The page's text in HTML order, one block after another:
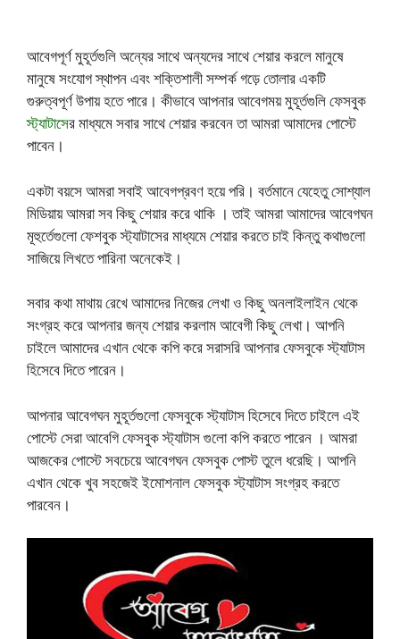
আবেগপূর্ণ মুহূর্তগুলি অন্যের সাথে অন্যদের সাথে শেয়ার করলে মানুষে
মানুষে সংযোগ স্থাপন এবং শক্তিশালী সম্পর্ক গড়ে তোলার একটি
গুরুত্বপূর্ণ উপায় হতে পারে। কীভাবে আপনার আবেগময় মুহূর্তগুলি ফেসবুক
স্ট্যাটাসের মাধ্যমে সবার সাথে শেয়ার করবেন তা আমরা আমাদের পোস্টে
পাবেন।
একটা বয়সে আমরা সবাই আবেগপ্রবণ হয়ে পরি। বর্তমানে যেহেতু সোশ্যাল
মিডিয়ায় আমরা সব কিছু শেয়ার করে থাকি । তাই আমরা আমাদের আবেগঘন
মূহুর্তেগুলো ফেশবুক স্ট্যাটাসের মাধ্যমে শেয়ার করতে চাই কিন্তু কথাগুলো
সাজিয়ে লিখতে পারিনা অনেকেই।
সবার কথা মাথায় রেখে আমাদের নিজের লেখা ও কিছু অনলাইলাইন থেকে
সংগ্রহ করে আপনার জন্য শেয়ার করলাম আবেগী কিছু লেখা। আপনি
চাইলে আমাদের এখান থেকে কপি করে সরাসরি আপনার ফেসবুকে স্ট্যাটাস
হিসেবে দিতে পারেন।
আপনার আবেগঘন মুহূর্তগুলো ফেসবুকে স্ট্যাটাস হিসেবে দিতে চাইলে এই
পোস্টে সেরা আবেগি ফেসবুক স্ট্যাটাস গুলো কপি করতে পারেন । আমরা
আজকের পোস্টে সবচেয়ে আবেগঘন ফেসবুক পোস্ট তুলে ধরেছি। আপনি
এখান থেকে খুব সহজেই ইমোশনাল ফেসবুক স্ট্যাটাস সংগ্রহ করতে
পারবেন।